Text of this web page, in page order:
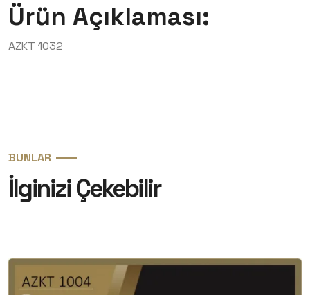
Ürün Açıklaması:
AZKT 1032
BUNLAR
İlginizi Çekebilir